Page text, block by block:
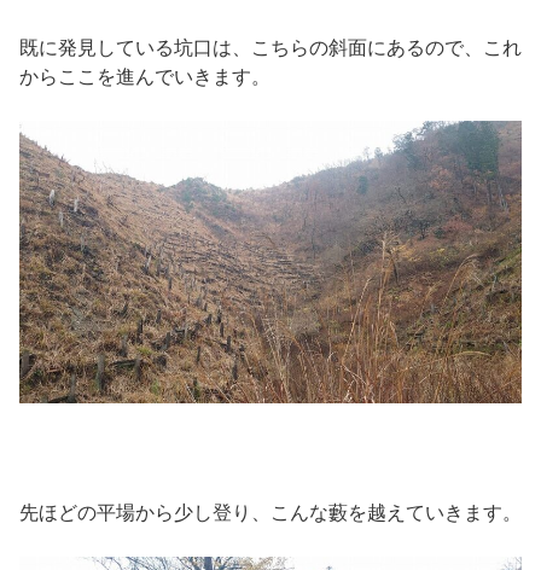
既に発見している坑口は、こちらの斜面にあるので、これ
からここを進んでいきます。
先ほどの平場から少し登り、こんな藪を越えていきます。